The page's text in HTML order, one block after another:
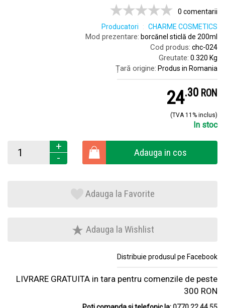
0 comentarii
Producatori
CHARME COSMETICS
Mod prezentare: borcănel sticlă de 200ml
Cod produs: chc-024
Greutate: 0.320 Kg
Țară origine: Produs in Romania
24.3 RON
(TVA 11% inclus)
In stoc
+
-
Adauga in cos
Adauga la Favorite
Adauga la Wishlist
Distribuie produsul pe Facebook
LIVRARE GRATUITA in tara pentru comenzile de peste
300 RON